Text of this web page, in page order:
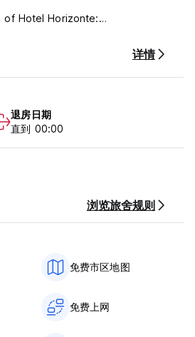
of Hotel Horizonte:
before arrival. In case of late
you will be charged for the first
cash, credit and debit card
详情
退房日期
直到 00:00
浏览旅舍规则
免费市区地图
免费上网